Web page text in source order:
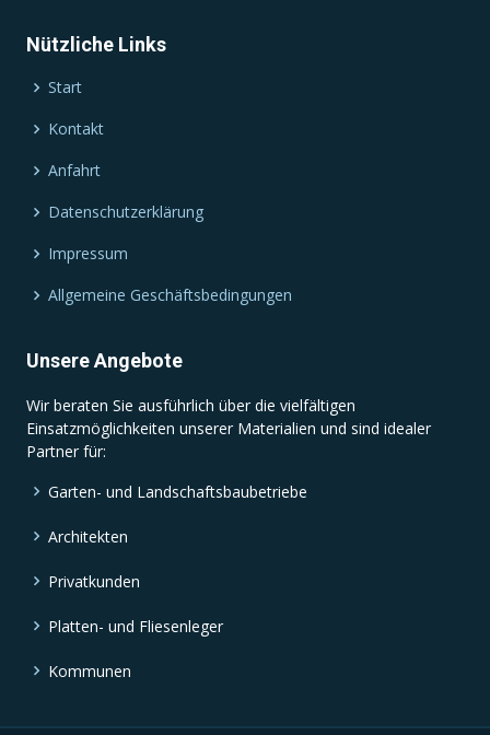
Nützliche Links
Start
Kontakt
Anfahrt
Datenschutzerklärung
Impressum
Allgemeine Geschäftsbedingungen
Unsere Angebote
Wir beraten Sie ausführlich über die vielfältigen
Einsatzmöglichkeiten unserer Materialien und sind idealer
Partner für:
Garten- und Landschaftsbaubetriebe
Architekten
Privatkunden
Platten- und Fliesenleger
Kommunen